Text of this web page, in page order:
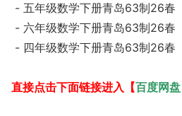
- 五年级数学下册青岛63制26春
- 六年级数学下册青岛63制26春
- 四年级数学下册青岛63制26春
直接点击下面链接进入【百度网盘